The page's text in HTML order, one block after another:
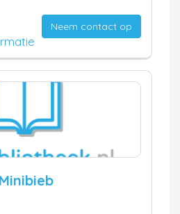
Neem contact op